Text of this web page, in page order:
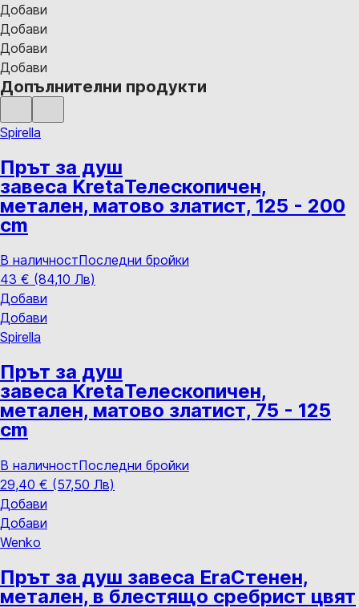
Добави
Добави
Добави
Добави
Допълнителни продукти
Spirella
Прът за душ
завеса KretaТелескопичен,
метален, матово златист, 125 - 200
cm
В наличностПоследни бройки
43 € (84,10 Лв)
Добави
Добави
Spirella
Прът за душ
завеса KretaТелескопичен,
метален, матово златист, 75 - 125
cm
В наличностПоследни бройки
29,40 € (57,50 Лв)
Добави
Добави
Wenko
Прът за душ завеса EraСтенен,
метален, в блестящо сребрист цвят